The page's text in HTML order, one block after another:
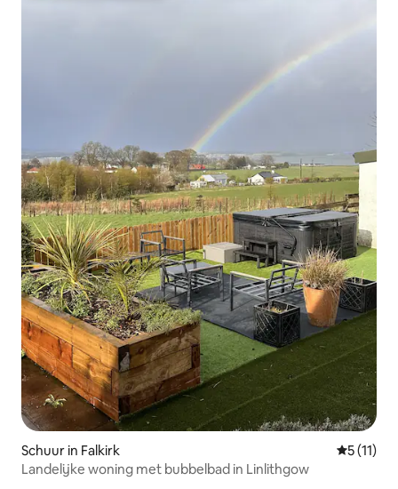
Schuur in Falkirk
5 (11)
Landelijke woning met bubbelbad in Linlithgow